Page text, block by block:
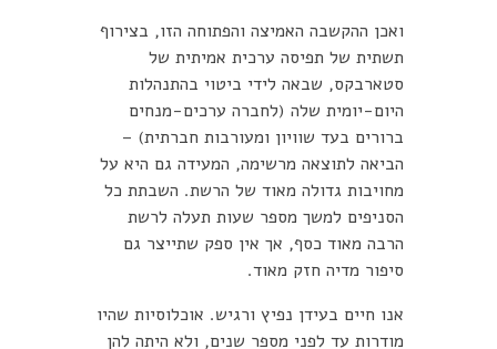
ואכן ההקשבה האמיצה והפתוחה הזו, בצירוף
תשתית של תפיסה ערכית אמיתית של
סטארבקס, שבאה לידי ביטוי בהתנהלות
היום-יומית שלה (לחברה ערכים-מנחים
ברורים בעד שוויון ומעורבות חברתית) –
הביאה לתוצאה מרשימה, המעידה גם היא על
מחויבות גדולה מאוד של הרשת. השבתת כל
הסניפים למשך מספר שעות תעלה לרשת
הרבה מאוד כסף, אך אין ספק שתייצר גם
סיפור מדיה חזק מאוד.
אנו חיים בעידן נפיץ ורגיש. אוכלוסיות שהיו
מודרות עד לפני מספר שנים, ולא היתה להן